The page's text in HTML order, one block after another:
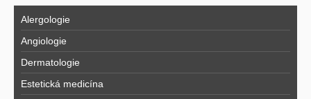
Alergologie
Angiologie
Dermatologie
Estetická medicína